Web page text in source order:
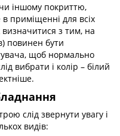
іншому покриттю,
в приміщенні для всіх
з тим, на
повинен бути
щоб нормально
вибрати і колір – білий
слід звернути увагу і
видів: